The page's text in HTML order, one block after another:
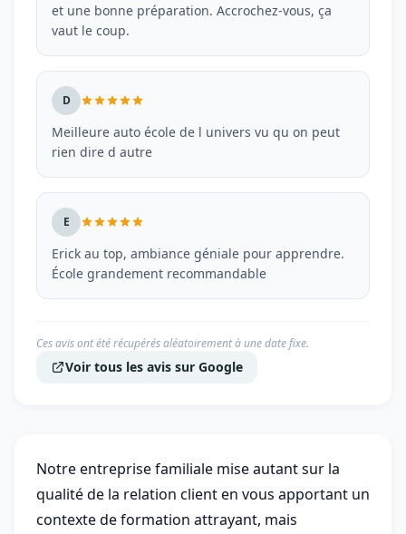
et une bonne préparation. Accrochez-vous, ça
vaut le coup.
D
Meilleure auto école de l univers vu qu on peut
rien dire d autre
E
Erick au top, ambiance géniale pour apprendre.
École grandement recommandable
Ces avis ont été récupérés aléatoirement à une date fixe.
Voir tous les avis sur Google
Notre entreprise familiale mise autant sur la
qualité de la relation client en vous apportant un
contexte de formation attrayant, mais